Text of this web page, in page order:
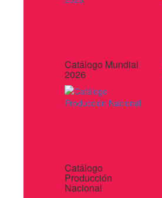
Catálogo Mundial
2026
Catálogo
Producción
Nacional